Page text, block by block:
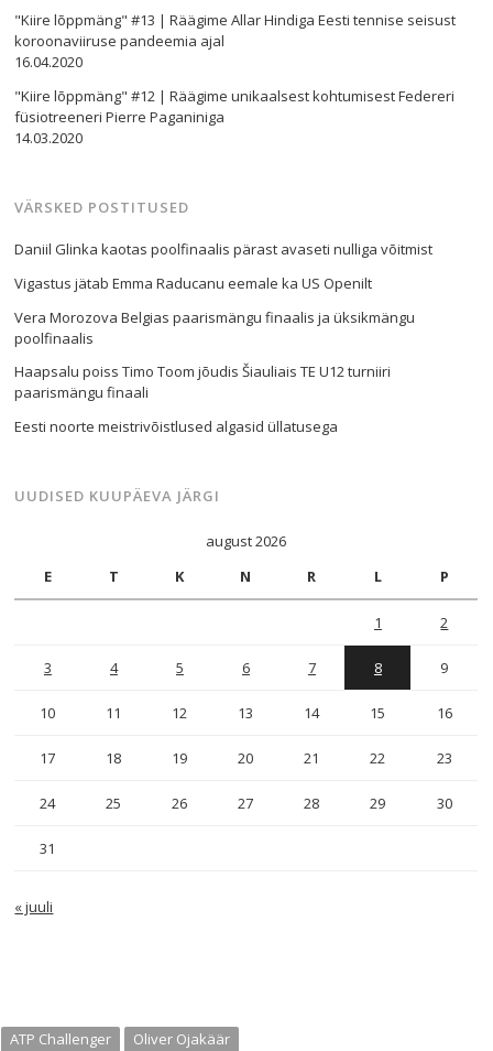
"Kiire lõppmäng" #13 | Räägime Allar Hindiga Eesti tennise seisust
koroonaviiruse pandeemia ajal
16.04.2020
"Kiire lõppmäng" #12 | Räägime unikaalsest kohtumisest Federeri
füsiotreeneri Pierre Paganiniga
14.03.2020
VÄRSKED POSTITUSED
Daniil Glinka kaotas poolfinaalis pärast avaseti nulliga võitmist
Vigastus jätab Emma Raducanu eemale ka US Openilt
Vera Morozova Belgias paarismängu finaalis ja üksikmängu
poolfinaalis
Haapsalu poiss Timo Toom jõudis Šiauliais TE U12 turniiri
paarismängu finaali
Eesti noorte meistrivõistlused algasid üllatusega
UUDISED KUUPÄEVA JÄRGI
august 2026
E
T K N R L P
1 2
3 4 5 6 7 8 9
10 11 12 13 14 15 16
17 18 19 20 21 22 23
24 25 26 27 28 29 30
31
« juuli
ATP Challenger Oliver Ojakäär